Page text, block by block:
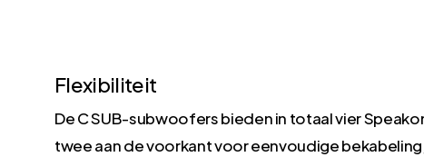
Flexibiliteit
De C SUB-subwoofers bieden in totaal vier
twee aan de voorkant voor eenvoudige